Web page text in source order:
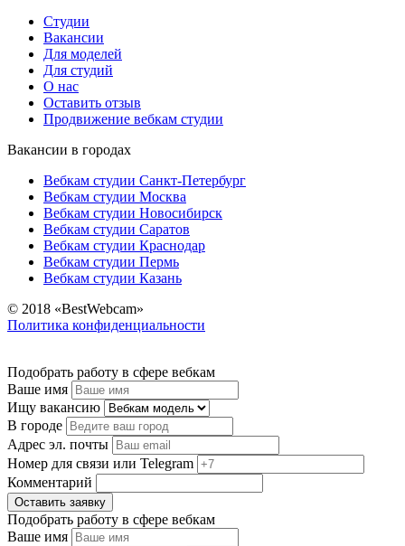
Студии
Вакансии
Для моделей
Для студий
О нас
Оставить отзыв
Продвижение вебкам студии
Вакансии в городах
Вебкам студии Санкт-Петербург
Вебкам студии Москва
Вебкам студии Новосибирск
Вебкам студии Саратов
Вебкам студии Краснодар
Вебкам студии Пермь
Вебкам студии Казань
© 2018 «BestWebcam»
Политика конфиденциальности
Подобрать работу в сфере вебкам
Ваше имя
Ищу вакансию
В городе
Адрес эл. почты
Номер для связи или Telegram
Комментарий
Оставить заявку
Подобрать работу в сфере вебкам
Ваше имя